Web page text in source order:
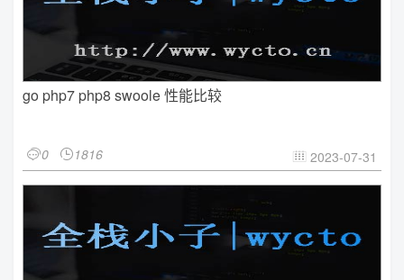
go php7 php8 swoole 性能比较
0 1816  2023-07-31